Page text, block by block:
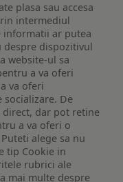
plasa sau accesa
intermediul
informatii ar putea
despre dispozitivul
website-ul sa
a va oferi
va oferi
De
dar pot retine
a va oferi o
alege sa nu
tip Cookie in
rubrici ale
mai multe despre